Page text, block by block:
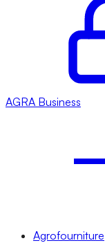
AGRA Business
Agrofourniture